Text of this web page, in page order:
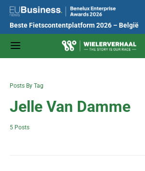
Beste Fietscontentplatform 2026 – België
Posts By Tag
Jelle Van Damme
5 Posts